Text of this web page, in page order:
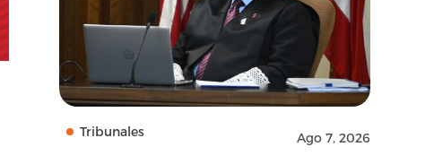
Tribunales Ago 7, 2026